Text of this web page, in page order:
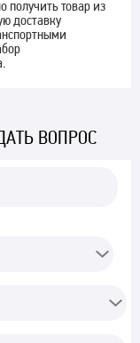
товар из
доставку
ВОПРОС